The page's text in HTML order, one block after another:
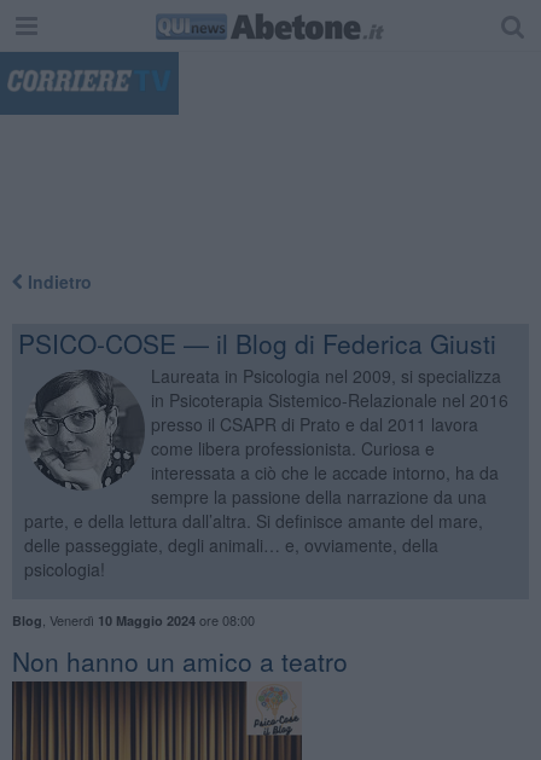
Indietro
PSICO-COSE — il Blog di Federica Giusti
Laureata in Psicologia nel 2009, si specializza
in Psicoterapia Sistemico-Relazionale nel 2016
presso il CSAPR di Prato e dal 2011 lavora
come libera professionista. Curiosa e
interessata a ciò che le accade intorno, ha da
sempre la passione della narrazione da una
parte, e della lettura dall’altra. Si definisce amante del mare,
delle passeggiate, degli animali… e, ovviamente, della
psicologia!
Blog Venerdì 10 Maggio 2024ore 08:00
Non hanno un amico a teatro​